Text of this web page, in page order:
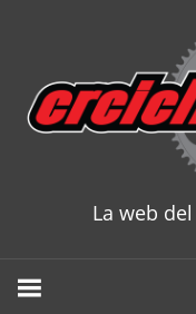
content
La web